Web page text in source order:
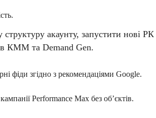
структуру акаунту, запустити нові РК
КММ та Demand Gen.
фіди згідно з рекомендаціями Google.
Performance Max без об’єктів.